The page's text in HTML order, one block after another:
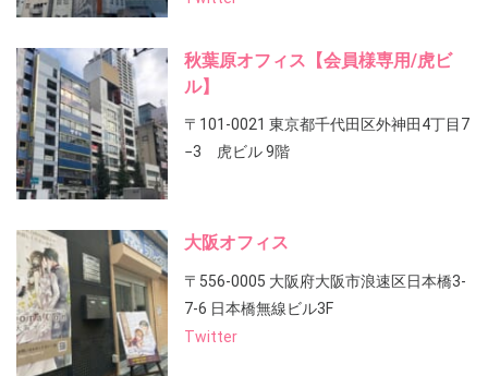
秋葉原オフィス【会員様専用/虎ビ
ル】
〒101-0021 東京都千代田区外神田4丁目7
−3 虎ビル 9階
大阪オフィス
〒556-0005 大阪府大阪市浪速区日本橋3-
7-6 日本橋無線ビル3F
Twitter